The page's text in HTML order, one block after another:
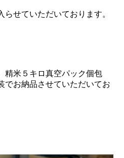
せていただいております。
精米５キロ真空パック個包
でお納品させていただいてお